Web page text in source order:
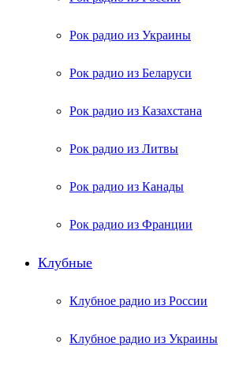
Рок радио из Украины
Рок радио из Беларуси
Рок радио из Казахстана
Рок радио из Литвы
Рок радио из Канады
Рок радио из Франции
Клубные
Клубное радио из России
Клубное радио из Украины